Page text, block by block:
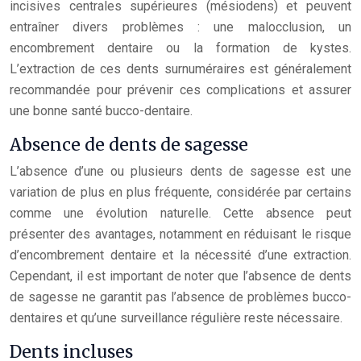
incisives centrales supérieures (mésiodens) et peuvent
entraîner divers problèmes : une malocclusion, un
encombrement dentaire ou la formation de kystes.
L’extraction de ces dents surnuméraires est généralement
recommandée pour prévenir ces complications et assurer
une bonne santé bucco-dentaire.
Absence de dents de sagesse
L’absence d’une ou plusieurs dents de sagesse est une
variation de plus en plus fréquente, considérée par certains
comme une évolution naturelle. Cette absence peut
présenter des avantages, notamment en réduisant le risque
d’encombrement dentaire et la nécessité d’une extraction.
Cependant, il est important de noter que l’absence de dents
de sagesse ne garantit pas l’absence de problèmes bucco-
dentaires et qu’une surveillance régulière reste nécessaire.
Dents incluses